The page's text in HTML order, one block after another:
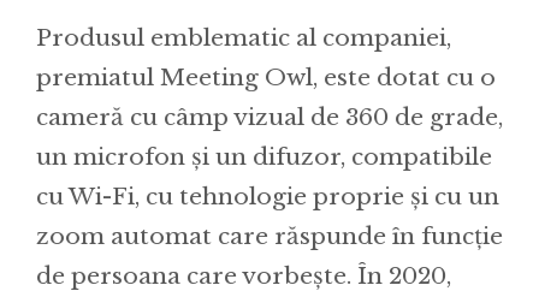
Produsul emblematic al companiei,
premiatul Meeting Owl, este dotat cu o
cameră cu câmp vizual de 360 de grade,
un microfon și un difuzor, compatibile
cu Wi-Fi, cu tehnologie proprie și cu un
zoom automat care răspunde în funcție
de persoana care vorbește. În 2020,